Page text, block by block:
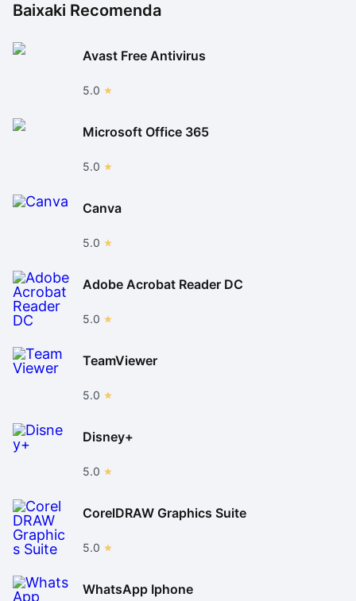
Baixaki Recomenda
Avast Free Antivirus
5.0
Microsoft Office 365
5.0
Canva
5.0
Adobe Acrobat Reader DC
5.0
TeamViewer
5.0
Disney+
5.0
CorelDRAW Graphics Suite
5.0
WhatsApp Iphone